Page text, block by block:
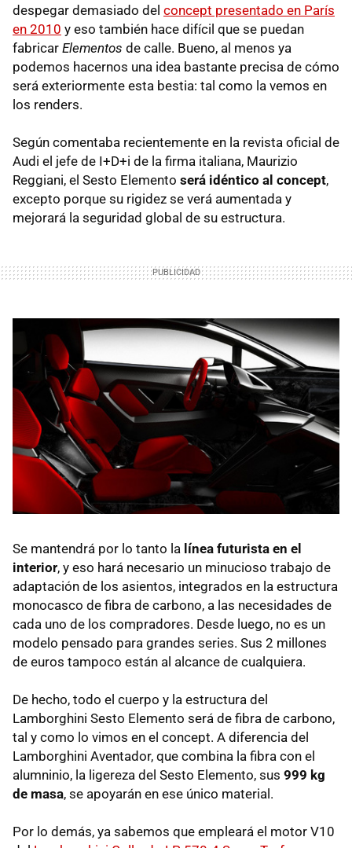
despegar demasiado del concept presentado en París
en 2010 y eso también hace difícil que se puedan
fabricar Elementos de calle. Bueno, al menos ya
podemos hacernos una idea bastante precisa de cómo
será exteriormente esta bestia: tal como la vemos en
los renders.
Según comentaba recientemente en la revista oficial de
Audi el jefe de I+D+i de la firma italiana, Maurizio
Reggiani, el Sesto Elemento será idéntico al concept,
excepto porque su rigidez se verá aumentada y
mejorará la seguridad global de su estructura.
Se mantendrá por lo tanto la línea futurista en el
interior, y eso hará necesario un minucioso trabajo de
adaptación de los asientos, integrados en la estructura
monocasco de fibra de carbono, a las necesidades de
cada uno de los compradores. Desde luego, no es un
modelo pensado para grandes series. Sus 2 millones
de euros tampoco están al alcance de cualquiera.
De hecho, todo el cuerpo y la estructura del
Lamborghini Sesto Elemento será de fibra de carbono,
tal y como lo vimos en el concept. A diferencia del
Lamborghini Aventador, que combina la fibra con el
alumninio, la ligereza del Sesto Elemento, sus 999 kg
de masa, se apoyarán en ese único material.
Por lo demás, ya sabemos que empleará el motor V10